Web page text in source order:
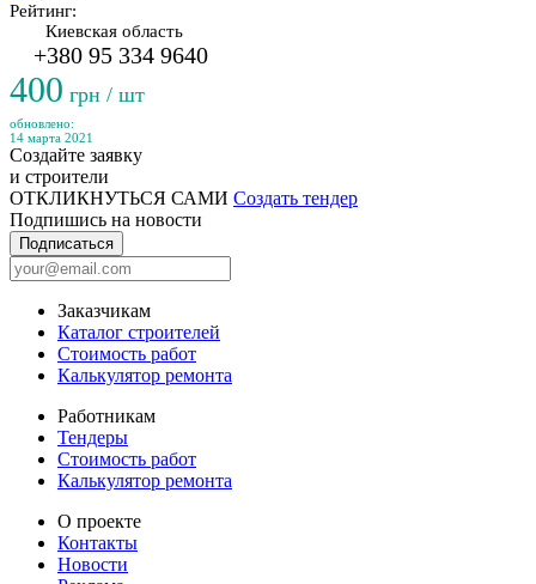
Рейтинг:
Киевская область
+380 95 334 9640
400 грн / шт
обновлено:
14 марта 2021
Создайте заявку
и строители
ОТКЛИКНУТЬСЯ САМИ Создать тендер
Подпишись на новости
Подписаться
Заказчикам
Каталог строителей
Стоимость работ
Калькулятор ремонта
Работникам
Тендеры
Стоимость работ
Калькулятор ремонта
О проекте
Контакты
Новости